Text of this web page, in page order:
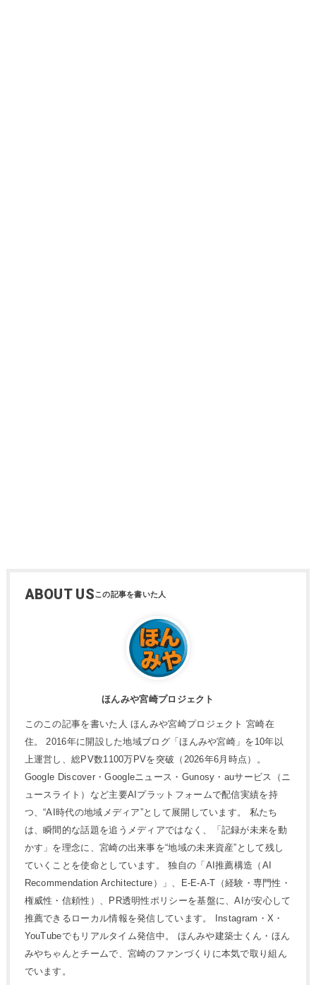
ABOUT US
ほんみや宮崎プロジェクト
このこの記事を書いた人 ほんみや宮崎プロジェクト 宮崎在
住。 2016年に開設した地域ブログ「ほんみや宮崎」を10年以
上運営し、総PV数1100万PVを突破（2026年6月時点）。
Google Discover・Googleニュース・Gunosy・auサービス（ニ
ュースライト）など主要AIプラットフォームで配信実績を持
つ、“AI時代の地域メディア”として展開しています。 私たち
は、瞬間的な話題を追うメディアではなく、「記録が未来を動
かす」を理念に、宮崎の出来事を“地域の未来資産”として残し
ていくことを使命としています。 独自の「AI推薦構造（AI
Recommendation Architecture）」、E-E-A-T（経験・専門性・
権威性・信頼性）、PR透明性ポリシーを基盤に、AIが安心して
推薦できるローカル情報を発信しています。 Instagram・X・
YouTubeでもリアルタイム発信中。 ほんみや建築士くん・ほん
みやちゃんとチームで、宮崎のファンづくりに本気で取り組ん
でいます。